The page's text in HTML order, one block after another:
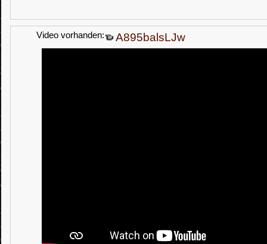
Video vorhanden: A895balsLJw